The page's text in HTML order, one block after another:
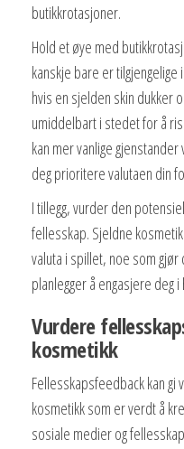
butikkrotasjoner.
Hold et øye med
kanskje bare er
hvis en sjelden skin dukker
umiddelbart i stedet for å
kan mer vanlige
deg prioritere valutaen din
I tillegg, vurder den
fellesskap. Sjeldne
valuta i spillet, noe som
planlegger å engasjere deg i
Vurdere
kosmetikk
Fellesskapsfeedback kan
kosmetikk som er verdt å
sosiale medier og